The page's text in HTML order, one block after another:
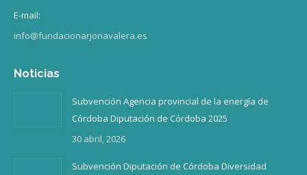
E-mail:
info@fundacionarjonavalera.es
Noticias
Subvención Agencia provincial de la energía de
Córdoba Diputación de Córdoba 2025
30 abril, 2026
Subvención Diputación de Córdoba Diversidad